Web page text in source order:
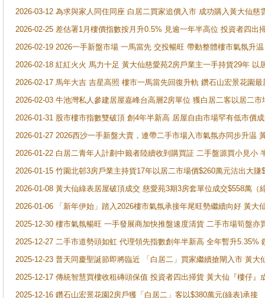
2026-03-12 為求與家人同住同座 白居二買家追價入市 成功購入黃大仙
2026-02-25 差估署1月樓價指數按月升0.5% 見逾一年半高位 投資者四
2026-02-19 2026一手新盤市場 一馬當先 交投暢旺 帶動整體樓市氣氛升
2026-02-18 紅紅火火 馬力十足 黃大仙慈愛苑2房戶業主一手持貨29年 以
2026-02-17 馬年大吉 吉星高照 樓市一馬當先回復升軌 鑽石山宏景花園
2026-02-03 牛池灣私人參建居屋嘉峰台高層2房單位 獲白居二客以居二市
2026-01-31 股市樓市指數雙破頂 創4年半新高 居屋自由市場罕有低市價
2026-01-27 2026西沙一手新盤大賣，連帶二手市場入市氣氛亦同步升温
2026-01-22 白居二青年人計劃中籤者陸續收到購買証 二手盤源買小見小
2026-01-15 竹園北邨3房戶業主持貨17年以居二市場價$260萬元沽出大賺
2026-01-08 黃大仙綠表居屋破頂成交 慈愛苑3期3房套單位成交$558萬（
2026-01-06 「新年伊始」踏入2026樓市氣氛承接年尾旺勢繼續向好 黃
2025-12-30 樓市氣氛暢旺 一手發展商加快推盤速度清貨 二手市場筍盤
2025-12-27 二手市道勢頭如虹 代理領先指數創年半新高 全年暫升5.35%
2025-12-23 普天同慶聖誕節即將臨近 「白居二」買家繼續搶閘入市 黃
2025-12-17 傳統智慧買樓收租磚頭保值 投資者四出掃貨 黃大仙『樓仔
2025-12-16 鑽石山宏景花園2房戶獲「白居二」客以$380萬元(綠表)承接